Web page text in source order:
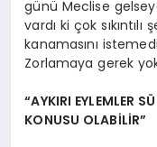
günü Meclise
vardı ki çok
kanamasını
Zorlamaya gerek
“AYKIRI EYLEMLER
KONUSU OLABİLİR”